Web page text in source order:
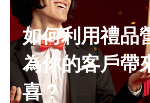
如何利用禮品
為你的客戶帶
喜？